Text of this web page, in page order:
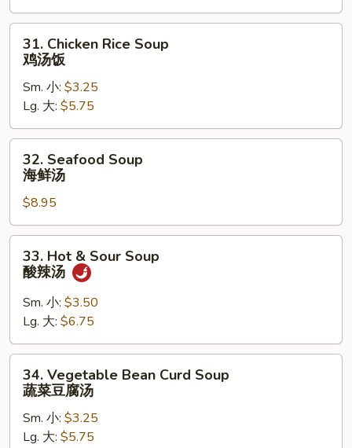
汤
面
Chicken
Rice
Soup
汤
饭
31. Chicken Rice Soup
鸡汤饭
Sm. 小: $3.25
Lg. 大: $5.75
Seafood
Soup
鲜
汤
32. Seafood Soup
海鲜汤
$8.95
Hot
Sour
Soup
酸
辣
33. Hot & Sour Soup
酸辣汤
Sm. 小: $3.50
Lg. 大: $6.75
Vegetable
Bean
Curd
Soup
34. Vegetable Bean Curd Soup
蔬菜豆腐汤
Sm. 小: $3.25
Lg. 大: $5.75